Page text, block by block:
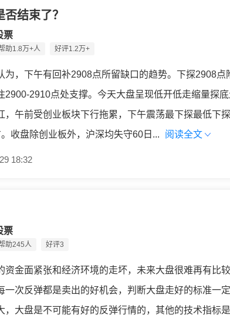
结束了？
票
助1.8万+人 好评1.2万+
为，下午有回补2908点所留缺口的趋势。下探2908
2900-2910点处支撑。今天大盘呈现低开低走缩量探
，午前受创业板块下行拖累，下午震荡最下探最低下
收盘除创业板外，沪深均失守60日...
阅读全文
18:32
票
助245人 好评3
资金面紧张和经济环境的走坏，未来大盘很难再有比
一次反弹都是卖出的好机会，判断大盘走好的标准一
，大盘是不可能有好的反弹行情的，其他的技术指标